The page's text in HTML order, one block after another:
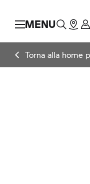
MENU
Torna alla home